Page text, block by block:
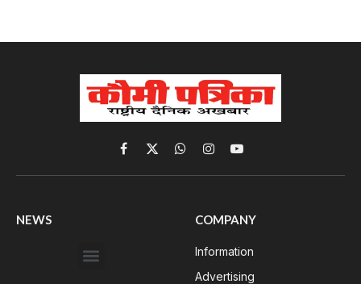
Facebook
X
(Twitter)
WhatsApp
InstagramYouTube
NEWS COMPANY
Information
Advertising